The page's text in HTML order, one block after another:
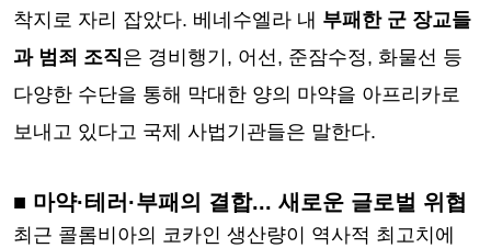
착지로 자리 잡았다. 베네수엘라 내 부패한 군 장교들
과 범죄 조직은 경비행기, 어선, 준잠수정, 화물선 등
다양한 수단을 통해 막대한 양의 마약을 아프리카로
보내고 있다고 국제 사법기관들은 말한다.
■ 마약·테러·부패의 결합... 새로운 글로벌 위협
최근 콜롬비아의 코카인 생산량이 역사적 최고치에